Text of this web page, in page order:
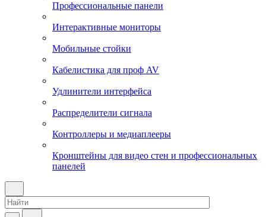
Профессиональные панели
Интерактивные мониторы
Мобильные стойки
Кабелистика для проф AV
Удлинители интерфейса
Распределители сигнала
Контроллеры и медиаплееры
Кронштейны для видео стен и профессиональных
панелей